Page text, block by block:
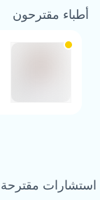
أطباء مقترحون
استشارات مقترحة